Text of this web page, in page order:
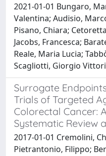
2021-01-01 Bungaro,
Valentina; Audisio,
Pisano, Chiara;
Jacobs, Francesca;
Reale, Maria Lucia;
Scagliotti, Giorgio
Surrogate
Trials of Targeted
Colorectal Cancer:
Systematic Review
2017-01-01 Cremolini,
Pietrantonio, Filippo;